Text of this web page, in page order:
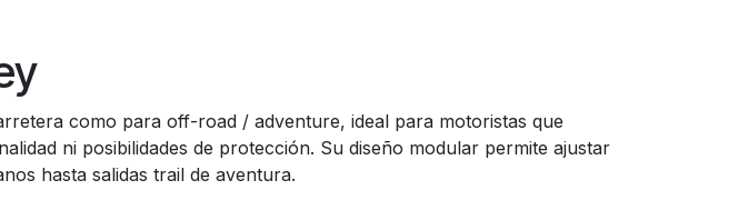
como para off-road / adventure, ideal para motoristas que
ni posibilidades de protección. Su diseño modular permite ajustar
hasta salidas trail de aventura.